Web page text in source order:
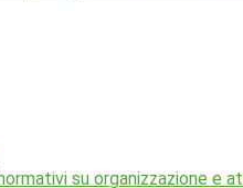
su organizzazione e